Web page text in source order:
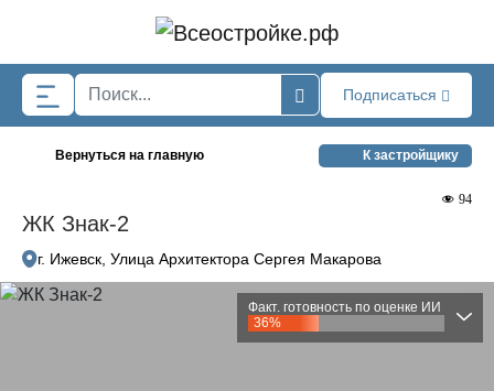
Подписаться
Вернуться на главную К застройщику
ЖК Знак-2
94
г. Ижевск, Улица Архитектора Сергея Макарова
Факт. готовность по оценке ИИ
36%